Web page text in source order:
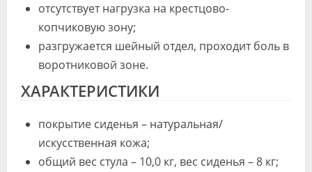
отсутствует нагрузка на крестцово-
копчиковую зону;
разгружается шейный отдел, проходит боль в
воротниковой зоне.
ХАРАКТЕРИСТИКИ
покрытие сиденья – натуральная/
искусственная кожа;
общий вес стула – 10,0 кг, вес сиденья – 8 кг;